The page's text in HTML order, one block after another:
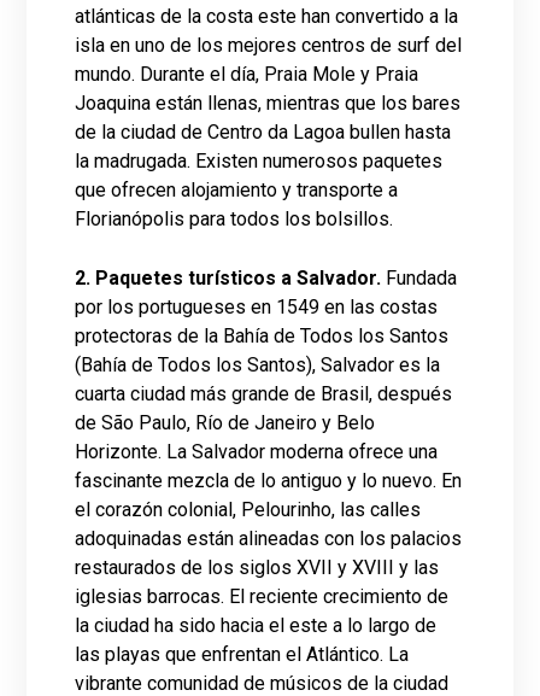
atlánticas de la costa este han convertido a la
isla en uno de los mejores centros de surf del
mundo. Durante el día, Praia Mole y Praia
Joaquina están llenas, mientras que los bares
de la ciudad de Centro da Lagoa bullen hasta
la madrugada. Existen numerosos paquetes
que ofrecen alojamiento y transporte a
Florianópolis para todos los bolsillos.
2. Paquetes turísticos a Salvador. Fundada
por los portugueses en 1549 en las costas
protectoras de la Bahía de Todos los Santos
(Bahía de Todos los Santos), Salvador es la
cuarta ciudad más grande de Brasil, después
de São Paulo, Río de Janeiro y Belo
Horizonte. La Salvador moderna ofrece una
fascinante mezcla de lo antiguo y lo nuevo. En
el corazón colonial, Pelourinho, las calles
adoquinadas están alineadas con los palacios
restaurados de los siglos XVII y XVIII y las
iglesias barrocas. El reciente crecimiento de
la ciudad ha sido hacia el este a lo largo de
las playas que enfrentan el Atlántico. La
vibrante comunidad de músicos de la ciudad